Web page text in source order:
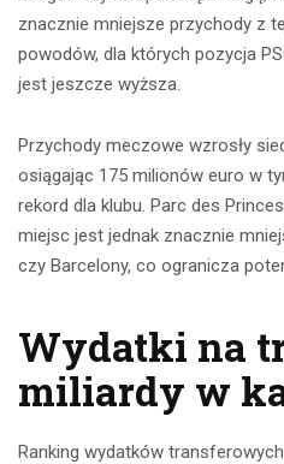
znacznie mniejsze przychody z
powodów, dla których pozycja
jest jeszcze wyższa.
Przychody meczowe wzrosły
osiągając 175 milionów euro w
rekord dla klubu. Parc des
miejsc jest jednak znacznie
czy Barcelony, co ogranicza
Wydatki na
miliardy w
Ranking wydatków